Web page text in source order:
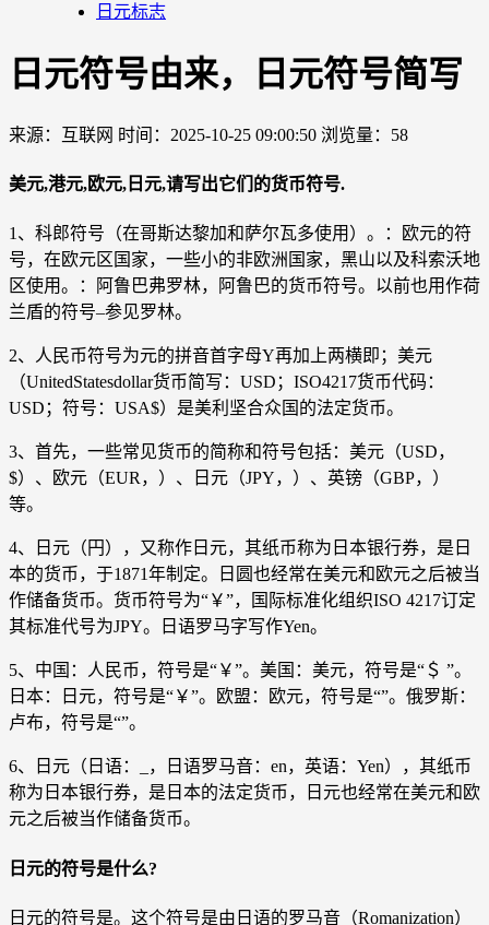
日元标志
日元符号由来，日元符号简写
来源：互联网 时间：2025-10-25 09:00:50 浏览量：58
美元,港元,欧元,日元,请写出它们的货币符号.
1、科郎符号（在哥斯达黎加和萨尔瓦多使用）。：欧元的符
号，在欧元区国家，一些小的非欧洲国家，黑山以及科索沃地
区使用。：阿鲁巴弗罗林，阿鲁巴的货币符号。以前也用作荷
兰盾的符号–参见罗林。
2、人民币符号为元的拼音首字母Y再加上两横即；美元
（UnitedStatesdollar货币简写：USD；ISO4217货币代码：
USD；符号：USA$）是美利坚合众国的法定货币。
3、首先，一些常见货币的简称和符号包括：美元（USD，
$）、欧元（EUR，）、日元（JPY，）、英镑（GBP，）
等。
4、日元（円），又称作日元，其纸币称为日本银行券，是日
本的货币，于1871年制定。日圆也经常在美元和欧元之后被当
作储备货币。货币符号为“￥”，国际标准化组织ISO 4217订定
其标准代号为JPY。日语罗马字写作Yen。
5、中国：人民币，符号是“￥”。美国：美元，符号是“＄ ”。
日本：日元，符号是“￥”。欧盟：欧元，符号是“”。俄罗斯：
卢布，符号是“”。
6、日元（日语：_，日语罗马音：en，英语：Yen），其纸币
称为日本银行券，是日本的法定货币，日元也经常在美元和欧
元之后被当作储备货币。
日元的符号是什么?
日元的符号是。这个符号是由日语的罗马音（Romanization）